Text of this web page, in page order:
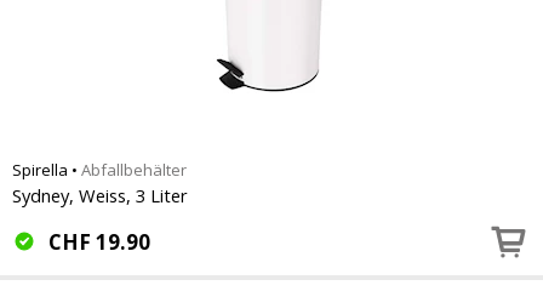
Spirella • Abfallbehälter
Sydney, Weiss, 3 Liter
CHF 19.90